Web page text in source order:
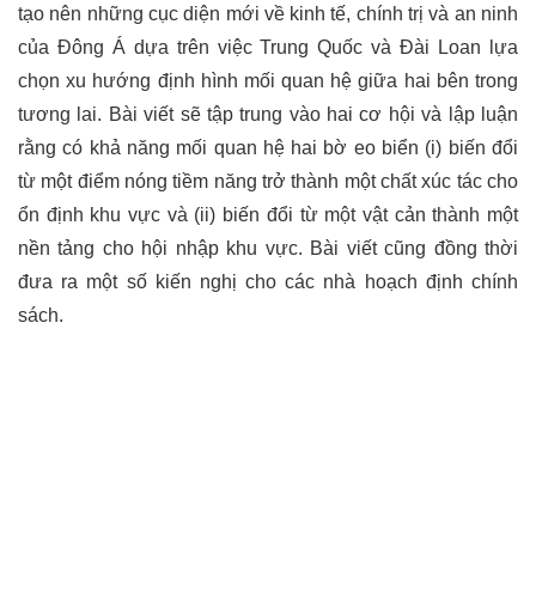
tạo nên những cục diện mới về kinh tế, chính trị và an ninh
của Đông Á dựa trên việc Trung Quốc và Đài Loan lựa
chọn xu hướng định hình mối quan hệ giữa hai bên trong
tương lai. Bài viết sẽ tập trung vào hai cơ hội và lập luận
rằng có khả năng mối quan hệ hai bờ eo biển (i) biến đổi
từ một điểm nóng tiềm năng trở thành một chất xúc tác cho
ổn định khu vực và (ii) biến đổi từ một vật cản thành một
nền tảng cho hội nhập khu vực. Bài viết cũng đồng thời
đưa ra một số kiến nghị cho các nhà hoạch định chính
sách.